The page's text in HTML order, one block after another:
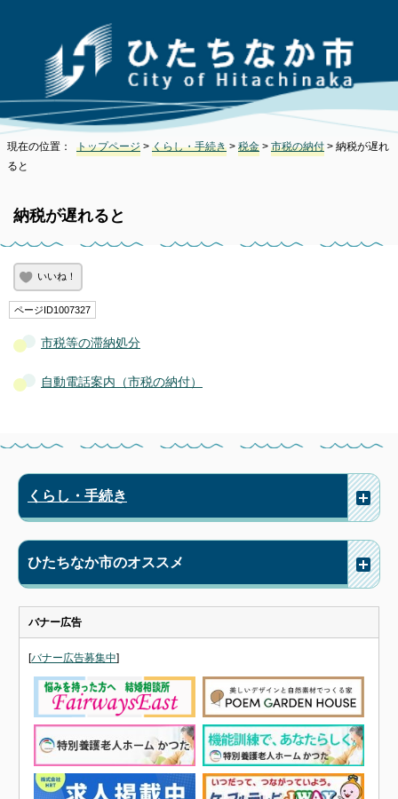
現在の位置： トップページ > くらし・手続き > 税金 > 市税の納付 > 納税が遅れ
ると
納税が遅れると
いいね！
ページID1007327
市税等の滞納処分
自動電話案内（市税の納付）
くらし・手続き
ひたちなか市のオススメ
バナー広告
[バナー広告募集中]